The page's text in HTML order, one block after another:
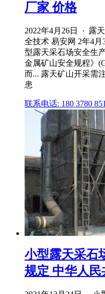
厂家 价格
2022年4月26日 · 露
全技术 易安网 2年4
型露天采石场安全生
金属矿山安全规程》
而... 露天矿山开采需
患
联系电话: 180 3780
小型露天采石
规定 中华人民